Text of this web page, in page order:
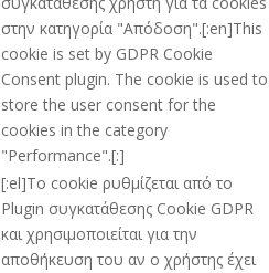
στην κατηγορία "Απόδοση".[:en]This
cookie is set by GDPR Cookie
Consent plugin. The cookie is used to
store the user consent for the
cookies in the category
"Performance".[:]
[:el]Το cookie ρυθμίζεται από το
Plugin συγκατάθεσης Cookie GDPR
και χρησιμοποιείται για την
αποθήκευση του αν ο χρήστης έχει